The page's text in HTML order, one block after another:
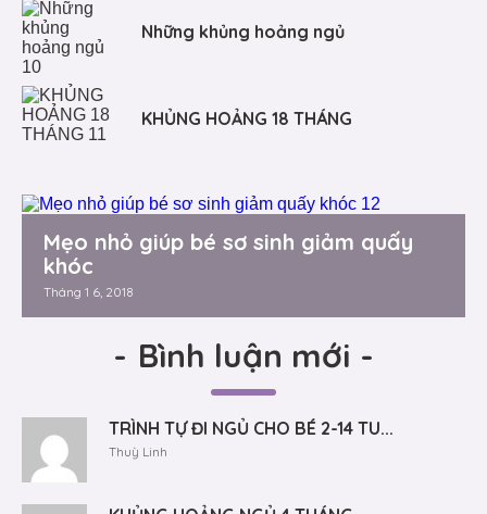
Những khủng hoảng ngủ
KHỦNG HOẢNG 18 THÁNG
Mẹo nhỏ giúp bé sơ sinh giảm quấy
khóc
Tháng 1 6, 2018
- Bình luận mới -
TRÌNH TỰ ĐI NGỦ CHO BÉ 2-14 TU...
Thuỳ Linh